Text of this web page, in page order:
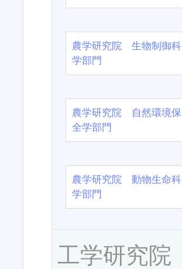
農学研究院 生物制御科
学部門
農学研究院 自然環境保
全学部門
農学研究院 動物生命科
学部門
工学研究院